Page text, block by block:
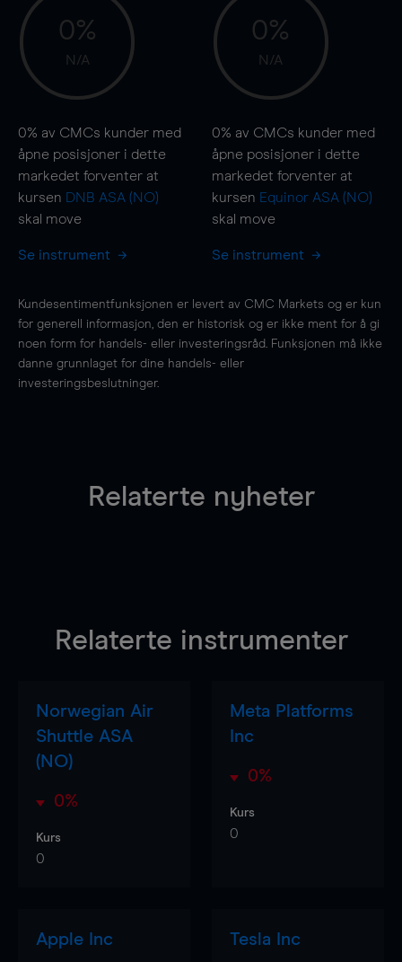
0%
N/A
0% av CMCs kunder med
åpne posisjoner i dette
markedet forventer at
kursen DNB ASA (NO)
skal move
Se instrument
0%
N/A
0% av CMCs kunder med
åpne posisjoner i dette
markedet forventer at
kursen Equinor ASA (NO)
skal move
Se instrument
Kundesentimentfunksjonen er levert av CMC Markets og er kun
for generell informasjon, den er historisk og er ikke ment for å gi
noen form for handels- eller investeringsråd. Funksjonen må ikke
danne grunnlaget for dine handels- eller
investeringsbeslutninger.
Relaterte nyheter
Relaterte instrumenter
Norwegian Air
Shuttle ASA
(NO)
0%
Kurs
0
Meta Platforms
Inc
0%
Kurs
0
Apple Inc Tesla Inc